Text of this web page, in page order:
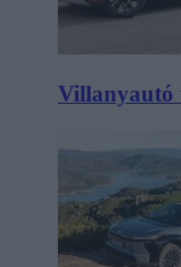
Villanyautó